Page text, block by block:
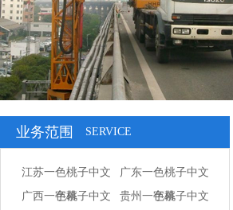
业务范围 SERVICE
江苏一色桃子中文
字幕
广东一色桃子中文
字幕
广西一色桃子中文
贵州一色桃子中文